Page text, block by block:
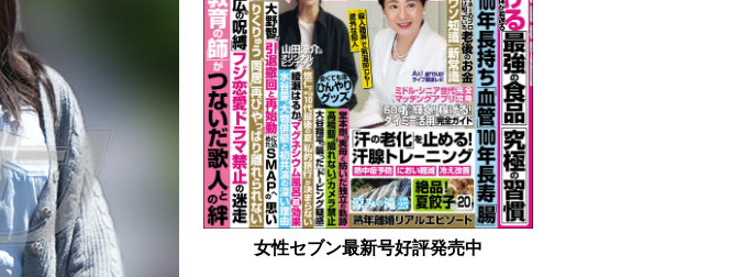
女性セブン最新号好評発売中